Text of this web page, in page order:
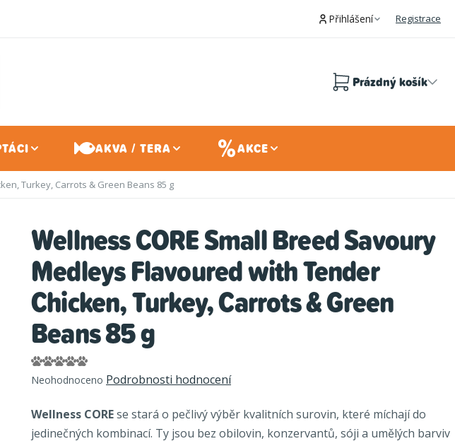
Přihlášení Registrace
Prázdný košík
AKVA / TERA AKCE
Turkey, Carrots & Green Beans 85 g
Wellness CORE Small Breed Savoury
Medleys Flavoured with Tender
Chicken, Turkey, Carrots & Green
Beans 85 g
Průměrné
hodnocení
je
0,0
Neohodnoceno Podrobnosti hodnocení
Wellness COREse stará o pečlivý výběr kvalitních surovin, které míchají do
jedinečných kombinací. Ty jsou bez obilovin, konzervantů, sóji a umělých barviv